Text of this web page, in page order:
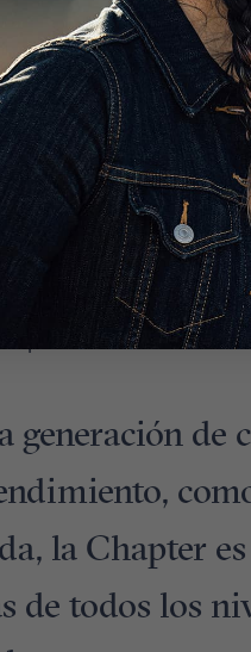
Chapter
de
la Chapter
de todos los